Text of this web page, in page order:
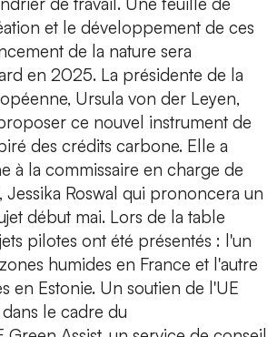
et le développement de ces
de la nature sera
en 2025. La présidente de la
Ursula von der Leyen,
ce nouvel instrument de
des crédits carbone. Elle a
à la commissaire en charge de
Jessika Roswal qui prononcera un
début mai. Lors de la table
pilotes ont été présentés : l'un
humides en France et l'autre
en Estonie. Un soutien de l'UE
le cadre du